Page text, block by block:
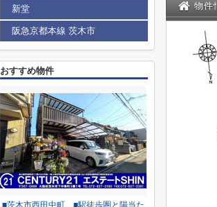
物件
新堂
阪急京都本線 茨木市
おすすめ物件
■茨木市西田中町 ■駅徒歩圏と陽当た